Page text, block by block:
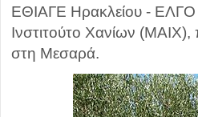
ΕΘΙΑΓΕ Ηρακλείου -
Ινστιτούτο Χανίων (ΜΑΙΧ),
στη Μεσαρά.